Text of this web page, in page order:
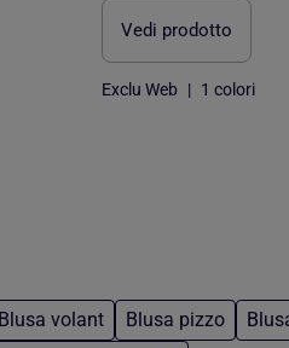
Vedi prodotto
Exclu Web | 1 colori
Blusa volant Blusa pizzo